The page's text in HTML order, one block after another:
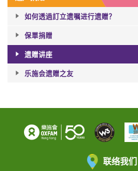
如何透過訂立遗嘱进行遗赠？​
保單捐贈
遗赠讲座
乐施会遗赠之友
联络我们